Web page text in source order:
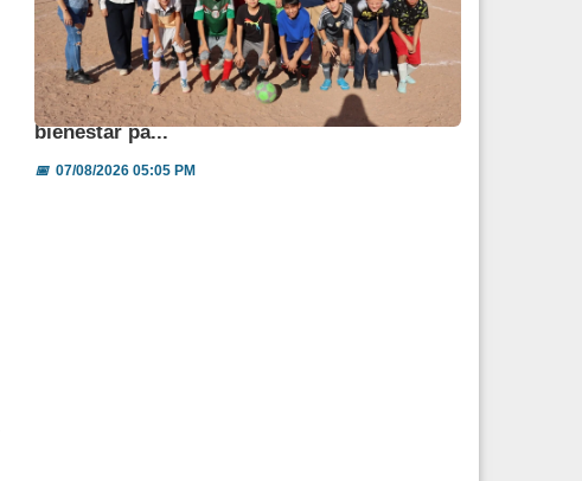
Angélica Burgos impulsa jornada de salud y
bienestar pa...
📅07/08/2026 05:05 PM